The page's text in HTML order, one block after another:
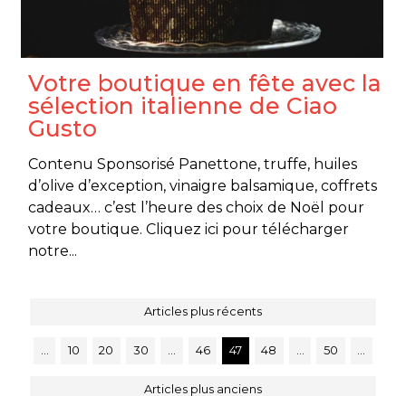
Votre boutique en fête avec la
sélection italienne de Ciao
Gusto
Contenu Sponsorisé Panettone, truffe, huiles
d’olive d’exception, vinaigre balsamique, coffrets
cadeaux… c’est l’heure des choix de Noël pour
votre boutique. Cliquez ici pour télécharger
notre...
Articles plus récents
10 20 30 46 47 48 50
Articles plus anciens